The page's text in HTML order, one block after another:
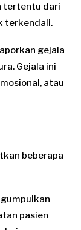
tertentu dari
terkendali.
gejala
Gejala ini
atau
beberapa
pasien